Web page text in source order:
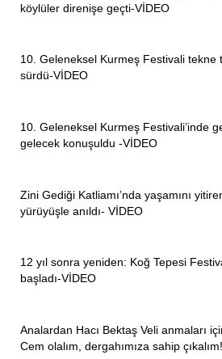
köylüler direnişe geçti-VİDEO
10. Geleneksel Kurmeş Festivali tekne
sürdü-VİDEO
10. Geleneksel Kurmeş Festivali’inde
gelecek konuşuldu -VİDEO
Zini Gediği Katliamı’nda yaşamını
yürüyüşle anıldı- VİDEO
12 yıl sonra yeniden: Koğ Tepesi
başladı-VİDEO
Analardan Hacı Bektaş Veli anmaları
Cem olalım, dergahımıza sahip